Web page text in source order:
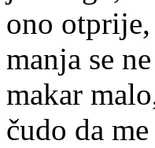
ono
manja se
makar
čudo da